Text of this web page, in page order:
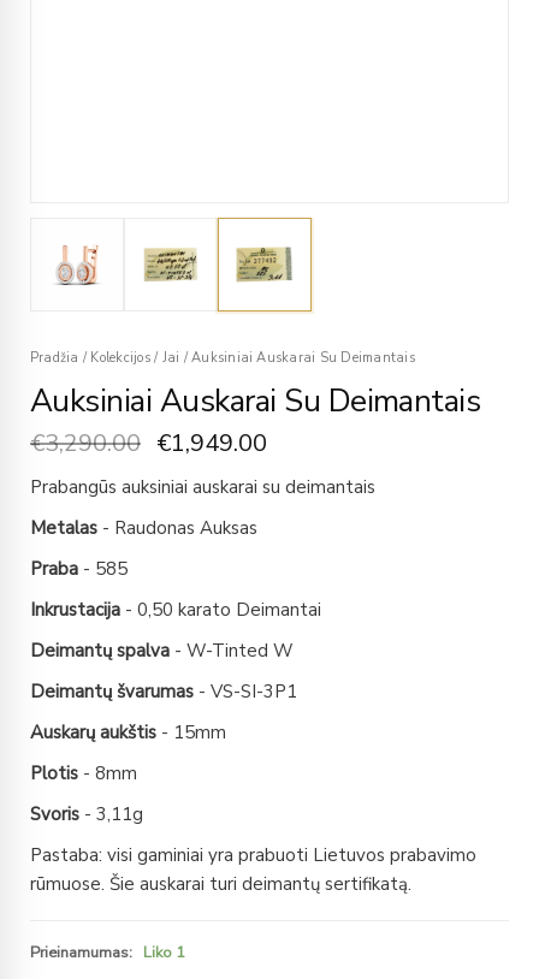
Pradžia / Kolekcijos / Jai /Auksiniai Auskarai Su Deimantais
Auksiniai Auskarai Su Deimantais
€3,290.00 €1,949.00
Prabangūs auksiniai auskarai su deimantais
Metalas - Raudonas Auksas
Praba - 585
Inkrustacija - 0,50 karato Deimantai
Deimantų spalva - W-Tinted W
Deimantų švarumas - VS-SI-3P1
Auskarų aukštis - 15mm
Plotis - 8mm
Svoris - 3,11g
Pastaba: visi gaminiai yra prabuoti Lietuvos prabavimo
rūmuose. Šie auskarai turi deimantų sertifikatą.
Prieinamumas: Liko 1